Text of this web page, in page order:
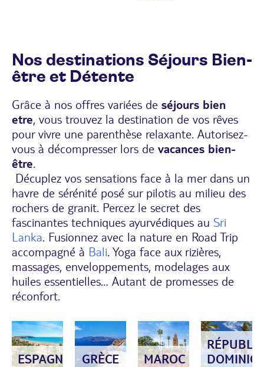
Nos destinations Séjours Bien-
être et Détente
Grâce à nos offres variées de séjours bien
etre, vous trouvez la destination de vos rêves
pour vivre une parenthèse relaxante. Autorisez-
vous à décompresser lors de vacances bien-
être.
Décuplez vos sensations face à la mer dans un
havre de sérénité posé sur pilotis au milieu des
rochers de granit. Percez le secret des
fascinantes techniques ayurvédiques au Sri
Lanka. Fusionnez avec la nature en Road Trip
accompagné à Bali. Yoga face aux rizières,
massages, enveloppements, modelages aux
huiles essentielles… Autant de promesses de
réconfort.
ESPAGNE GRÈCE MAROC